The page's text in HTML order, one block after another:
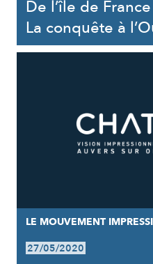
De l’île de
La conquête à
LE MOUVEMENT
27/05/2020